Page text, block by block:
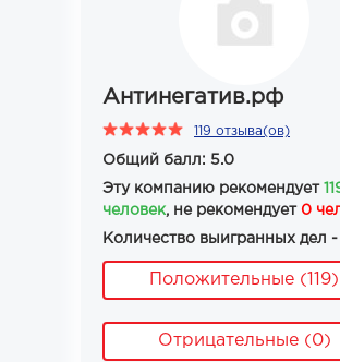
Антинегатив.рф
119 отзыва(ов)
Общий балл: 5.0
Эту компанию рекомендует
человек, не рекомендует 0
Количество выигранных дел -
Положительные (119)
Отрицательные (0)